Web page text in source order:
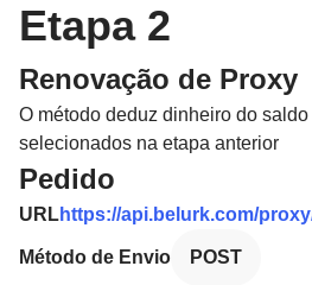
Conta
Obter Token
Obter Saldo da Conta
Informações Gerais
Lista de Produtos
Compra
Criar Novo Pedido
Etapa 2
Renovação de Proxy
O método deduz dinheiro do
selecionados na etapa anterior
Pedido
URLhttps://api.belurk.com/
Método de Envio POST